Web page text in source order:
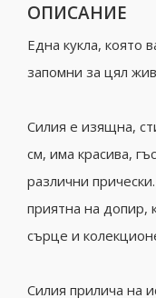
ОПИСАНИЕ
Една кукла, която
запомни за цял
Силия е изящна,
см, има красива,
различни
приятна на допир,
сърце и
Силия прилича на